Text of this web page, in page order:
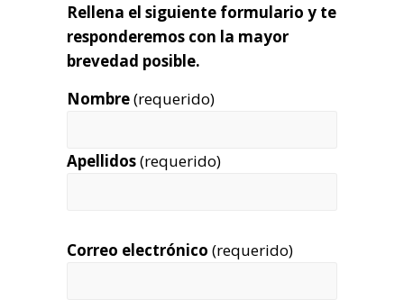
Rellena el siguiente formulario y te
responderemos con la mayor
brevedad posible.
Nombre(requerido)
Apellidos(requerido)
Correo electrónico (requerido)